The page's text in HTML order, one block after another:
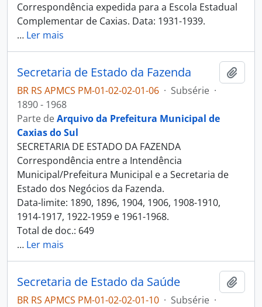
Correspondência expedida para a Escola Estadual
Complementar de Caxias. Data: 1931-1939.
… Ler mais
Secretaria de Estado da Fazenda
BR RS APMCS PM-01-02-02-01-06 · Subsérie ·
1890 - 1968
Parte deArquivo da Prefeitura Municipal de
Caxias do Sul
SECRETARIA DE ESTADO DA FAZENDA
Correspondência entre a Intendência
Municipal/Prefeitura Municipal e a Secretaria de
Estado dos Negócios da Fazenda.
Data-limite: 1890, 1896, 1904, 1906, 1908-1910,
1914-1917, 1922-1959 e 1961-1968.
Total de doc.: 649
… Ler mais
Secretaria de Estado da Saúde
BR RS APMCS PM-01-02-02-01-10 · Subsérie ·